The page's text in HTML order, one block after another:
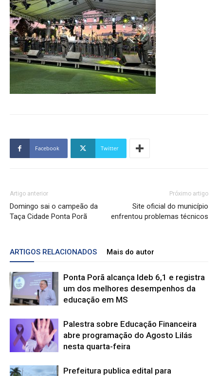
Facebook Twitter
Artigo anterior
Domingo sai o campeão da
Taça Cidade Ponta Porã
Próximo artigo
Site oficial do município
enfrentou problemas técnicos
ARTIGOS RELACIONADOS Mais do autor
Ponta Porã alcança Ideb 6,1 e registra
um dos melhores desempenhos da
educação em MS
Palestra sobre Educação Financeira
abre programação do Agosto Lilás
nesta quarta-feira
Prefeitura publica edital para